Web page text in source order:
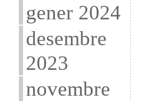
gener 2024
desembre
2023
novembre